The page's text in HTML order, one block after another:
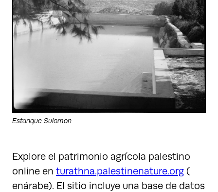
Estanque Sulomon
Explore el patrimonio agrícola palestino
online en turathna.palestinenature.org (
enárabe). El sitio incluye una base de datos